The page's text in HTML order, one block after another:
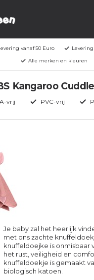
vanaf 50 Euro
Alle merken en kleuren
Kangaroo
vrij PVC-vrij
Je baby zal het heerlijk
met ons zachte
knuffeldoejke is onmisbaar
het rust, veiligheid en
knuffeldoekje is gemaakt
biologisch katoen.